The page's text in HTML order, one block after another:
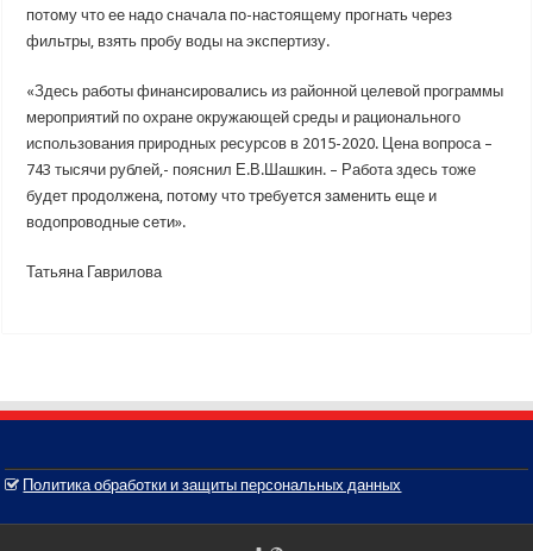
потому что ее надо сначала по-настоящему прогнать через
фильтры, взять пробу воды на экспертизу.
«Здесь работы финансировались из районной целевой программы
мероприятий по охране окружающей среды и рационального
использования природных ресурсов в 2015-2020. Цена вопроса –
743 тысячи рублей,- пояснил Е.В.Шашкин. – Работа здесь тоже
будет продолжена, потому что требуется заменить еще и
водопроводные сети».
Татьяна Гаврилова
Политика обработки и защиты персональных данных